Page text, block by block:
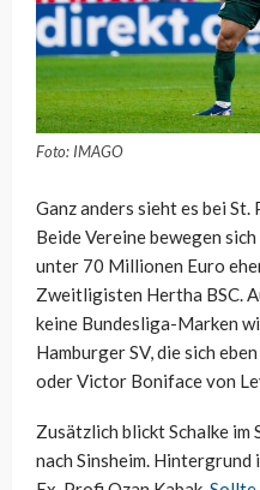
Foto: IMAGO
Ganz anders sieht es bei St.
Beide Vereine bewegen
unter 70 Millionen Euro
Zweitligisten Hertha BSC.
keine Bundesliga-Marken
Hamburger SV, die sich
oder Victor Boniface von
Zusätzlich blickt Schalke im
nach Sinsheim.